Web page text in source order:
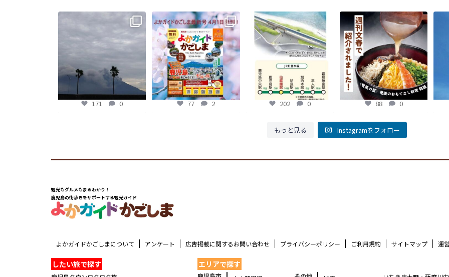
【fromよかガイド】〜鹿児島観
光の際は降灰にご注意を〜...
171 0
171 0
よかガイド最新号、ぜひご覧
ください
【fromよかガイド】
...
77 2
77 2
【鹿児島観光トピックス】〜鹿
児島中央駅から約8分!! 「仙巌園
駅」誕生〜
...
202 0
202 0
【fromよかガイド】～かごかご
. jpからのお知らせ ～
...
88 0
88 0
もっと見る Instagramをフォロー
観光もグルメもまるわかり！
鹿児島の街歩きをサポートする観光ガイド
よかガイドかごしまについて アンケート 広告掲載に関するお問い合わせ プライバシーポリシー ご利用規約 サイトマップ 運
したい旅で探す エリアで探す